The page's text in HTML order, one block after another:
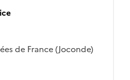
de France (Joconde)